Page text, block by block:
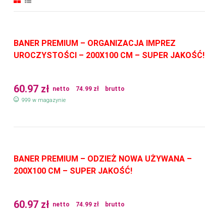
BANER PREMIUM – ORGANIZACJA IMPREZ
UROCZYSTOŚCI – 200X100 CM – SUPER JAKOŚĆ!
60.97 zł netto 74.99 zł brutto
999 w magazynie
BANER PREMIUM – ODZIEŻ NOWA UŻYWANA –
200X100 CM – SUPER JAKOŚĆ!
60.97 zł netto 74.99 zł brutto